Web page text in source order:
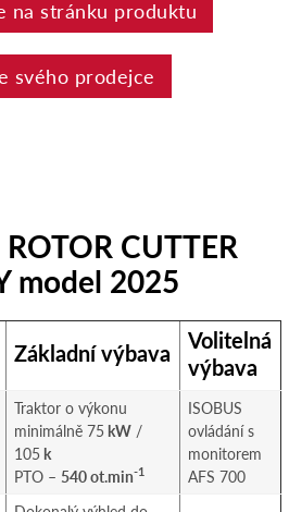
na stránku produktu
svého prodejce
CUTTER
model 2025
Základní výbava
Volitelná
výbava
Traktor o výkonu
minimálně 75kW /
105k
PTO – 540 ot.min-1
ISOBUS
ovládání s
monitorem
AFS 700